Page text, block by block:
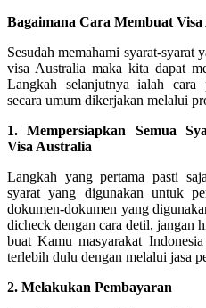
Bagaimana Cara Membuat
Sesudah memahami syarat-syarat
visa Australia maka kita dapat
Langkah selanjutnya ialah cara
secara umum dikerjakan melalui
1. Mempersiapkan Semua
Visa Australia
Langkah yang pertama pasti
syarat yang digunakan untuk
dokumen-dokumen yang
dicheck dengan cara detil, jangan
buat Kamu masyarakat
terlebih dulu dengan melalui jasa
2. Melakukan Pembayaran